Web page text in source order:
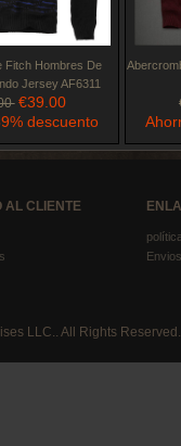
Fitch Hombres De
Jersey AF6311
€39.00
descuento
AL CLIENTE
LLC.. All Rights Reserved.